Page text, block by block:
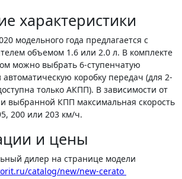
характеристики
модельного года предлагается с
объемом 1.6 или 2.0 л. В комплекте
можно выбрать 6-ступенчатую
коробку передач (для 2-
только АКПП). В зависимости от
выбранной КПП максимальная скорость
200 или 203 км/ч.
и цены
дилер на странице модели
catalog/new/new-cerato